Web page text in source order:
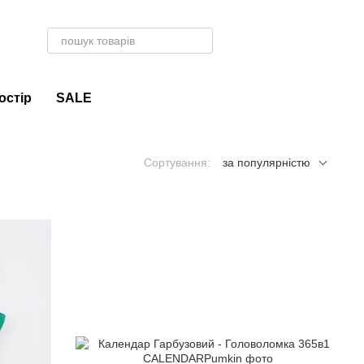
SALE
Сортування: за популярністю